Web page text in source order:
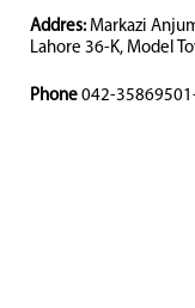
Addres: Markazi
Lahore 36-K, Model
Phone 042-